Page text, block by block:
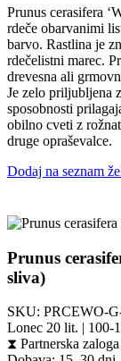
Prunus cerasifera
rdeče obarvanimi
barvo. Rastlina je
rdečelistni marec.
drevesna ali
Je zelo priljubljena
sposobnosti
obilno cveti z
druge opraševalce.
Dodaj na seznam
Prunus
sliva)
SKU: PRCEWO-
Lonec 20 lit. | 100-
⧗ Partnerska zaloga